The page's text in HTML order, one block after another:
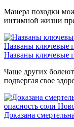
Манера походки
интимной жизни
Названы ключевые
Названы ключевые
Чаще других
подвергая свое
опасность соли
Доказана